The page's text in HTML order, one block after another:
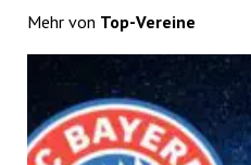
Mehr von Top-Vereine